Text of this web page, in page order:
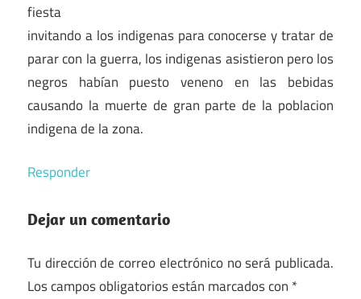
fiesta
invitando a los indigenas para conocerse y tratar de
parar con la guerra, los indigenas asistieron pero los
negros habían puesto veneno en las bebidas
causando la muerte de gran parte de la poblacion
indigena de la zona.
Responder
Dejar un comentario
Tu dirección de correo electrónico no será publicada.
Los campos obligatorios están marcados con *